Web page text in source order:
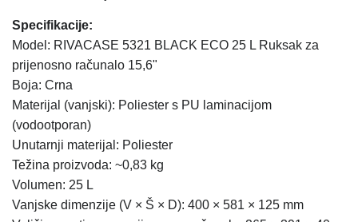
Specifikacije:
Model: RIVACASE 5321 BLACK ECO 25 L Ruksak za
prijenosno računalo 15,6"
Boja: Crna
Materijal (vanjski): Poliester s PU laminacijom
(vodootporan)
Unutarnji materijal: Poliester
Težina proizvoda: ~0,83 kg
Volumen: 25 L
Vanjske dimenzije (V × Š × D): 400 × 581 × 125 mm